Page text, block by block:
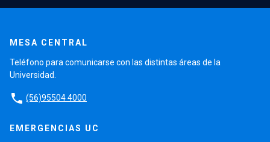
MESA CENTRAL
Teléfono para comunicarse con las distintas áreas de la
Universidad.
phone (56)95504 4000
EMERGENCIAS UC